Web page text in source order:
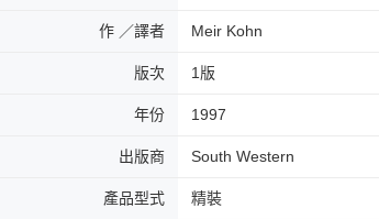
作 ／譯者 Meir Kohn
版次 1版
年份 1997
出版商 South Western
產品型式 精裝